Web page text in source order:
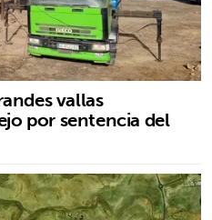
vallas
por sentencia del